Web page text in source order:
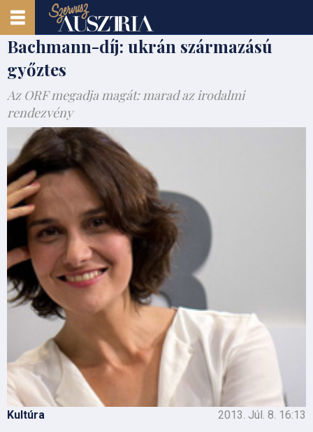
Bachmann-díj: ukrán származású
győztes
Az ORF megadja magát: marad az irodalmi
rendezvény
Kultúra 2013. Júl. 8. 16:13